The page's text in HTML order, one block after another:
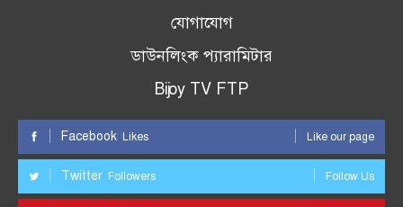
যোগাযোগ
ডাউনলিংক প্যারামিটার
Bijoy TV FTP
Facebook Likes Like our page
Twitter Followers Follow Us